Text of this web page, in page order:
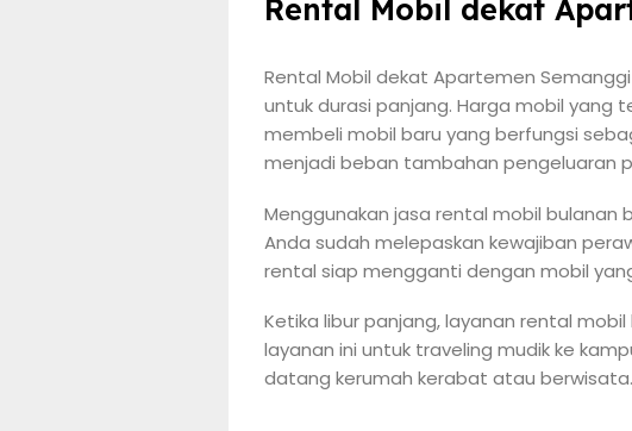
Rental Mobil dekat
Rental Mobil dekat Apartemen
untuk durasi panjang. Harga mobil yang
membeli mobil baru yang berfungsi
menjadi beban tambahan pengeluaran
Menggunakan jasa rental mobil
Anda sudah melepaskan kewajiban
rental siap mengganti dengan mobil
Ketika libur panjang, layanan rental
layanan ini untuk traveling mudik ke
datang kerumah kerabat atau berwisata.